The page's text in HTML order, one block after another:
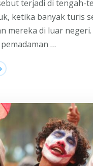
terjadi di tengah-
ketika banyak turis
mereka di luar
…